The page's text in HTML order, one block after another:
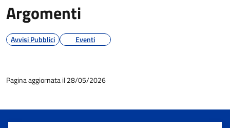
Argomenti
Avvisi Pubblici Eventi
Pagina aggiornata il 28/05/2026